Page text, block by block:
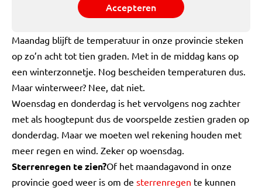
Accepteren
Maandag blijft de temperatuur in onze provincie steken
op zo’n acht tot tien graden. Met in de middag kans op
een winterzonnetje. Nog bescheiden temperaturen dus.
Maar winterweer? Nee, dat niet.
Woensdag en donderdag is het vervolgens nog zachter
met als hoogtepunt dus de voorspelde zestien graden op
donderdag. Maar we moeten wel rekening houden met
meer regen en wind. Zeker op woensdag.
Sterrenregen te zien?Of het maandagavond in onze
provincie goed weer is om de sterrenregen te kunnen